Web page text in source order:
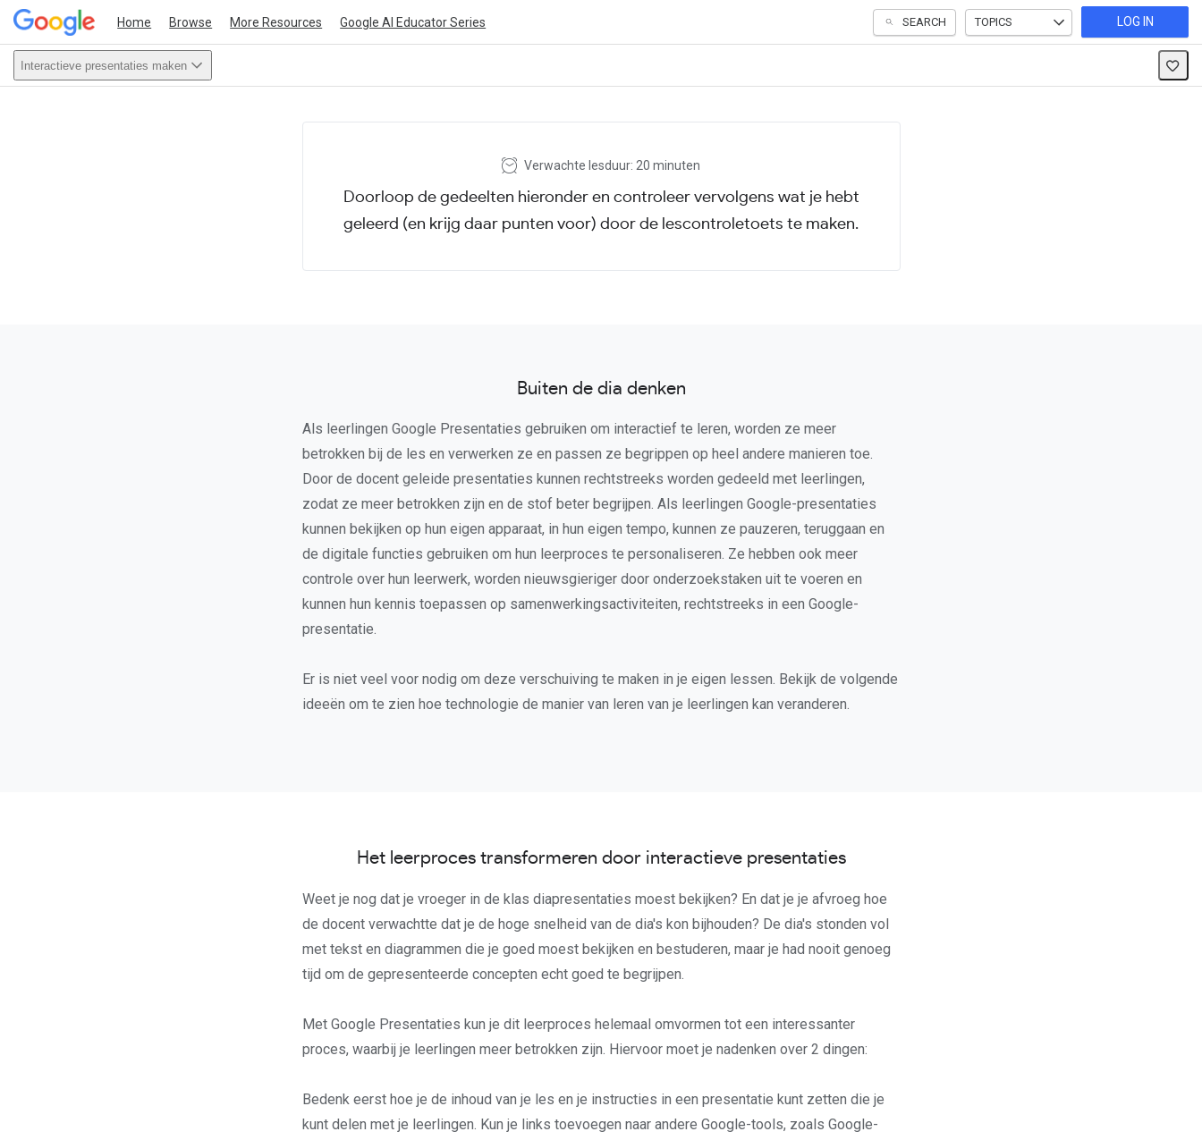
Home Browse More Resources Google AI Educator Series SEARCH TOPICS LOG IN
Interactieve presentaties maken
Verwachte lesduur: 20 minuten
Doorloop de gedeelten hieronder en controleer vervolgens wat je hebt
geleerd (en krijg daar punten voor) door de lescontroletoets te maken.
Buiten de dia denken
Als leerlingen Google Presentaties gebruiken om interactief te leren, worden ze meer
betrokken bij de les en verwerken ze en passen ze begrippen op heel andere manieren toe.
Door de docent geleide presentaties kunnen rechtstreeks worden gedeeld met leerlingen,
zodat ze meer betrokken zijn en de stof beter begrijpen. Als leerlingen Google-presentaties
kunnen bekijken op hun eigen apparaat, in hun eigen tempo, kunnen ze pauzeren, teruggaan en
de digitale functies gebruiken om hun leerproces te personaliseren. Ze hebben ook meer
controle over hun leerwerk, worden nieuwsgieriger door onderzoekstaken uit te voeren en
kunnen hun kennis toepassen op samenwerkingsactiviteiten, rechtstreeks in een Google-
presentatie.
Er is niet veel voor nodig om deze verschuiving te maken in je eigen lessen. Bekijk de volgende
ideeën om te zien hoe technologie de manier van leren van je leerlingen kan veranderen.
Het leerproces transformeren door interactieve presentaties
Weet je nog dat je vroeger in de klas diapresentaties moest bekijken? En dat je je afvroeg hoe
de docent verwachtte dat je de hoge snelheid van de dia's kon bijhouden? De dia's stonden vol
met tekst en diagrammen die je goed moest bekijken en bestuderen, maar je had nooit genoeg
tijd om de gepresenteerde concepten echt goed te begrijpen.
Met Google Presentaties kun je dit leerproces helemaal omvormen tot een interessanter
proces, waarbij je leerlingen meer betrokken zijn. Hiervoor moet je nadenken over 2 dingen:
Bedenk eerst hoe je de inhoud van je les en je instructies in een presentatie kunt zetten die je
kunt delen met je leerlingen. Kun je links toevoegen naar andere Google-tools, zoals Google-